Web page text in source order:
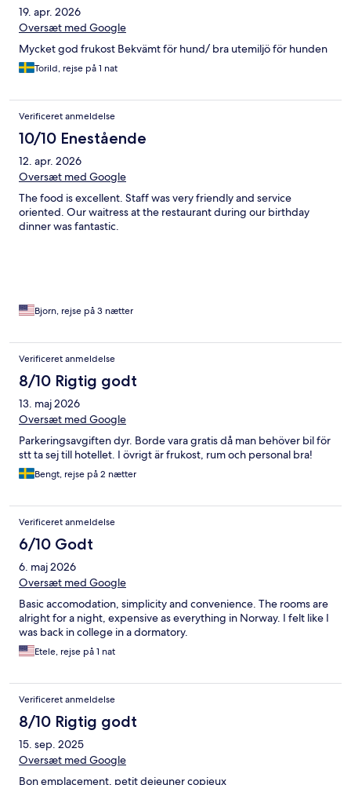
19. apr. 2026
Oversæt med Google
Mycket god frukost Bekvämt för hund/ bra utemiljö för hunden
Torild, rejse på 1 nat
Verificeret anmeldelse
10/10 Enestående
12. apr. 2026
Oversæt med Google
The food is excellent. Staff was very friendly and service
oriented. Our waitress at the restaurant during our birthday
dinner was fantastic.
Bjorn, rejse på 3 nætter
Verificeret anmeldelse
8/10 Rigtig godt
13. maj 2026
Oversæt med Google
Parkeringsavgiften dyr. Borde vara gratis då man behöver bil för
stt ta sej till hotellet. I övrigt är frukost, rum och personal bra!
Bengt, rejse på 2 nætter
Verificeret anmeldelse
6/10 Godt
6. maj 2026
Oversæt med Google
Basic accomodation, simplicity and convenience. The rooms are
alright for a night, expensive as everything in Norway. I felt like I
was back in college in a dormatory.
Etele, rejse på 1 nat
Verificeret anmeldelse
8/10 Rigtig godt
15. sep. 2025
Oversæt med Google
Bon emplacement, petit dejeuner copieux